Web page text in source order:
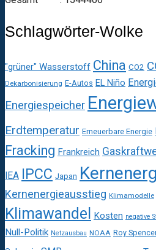
Schlagwörter-Wolke
"grüner" Wasserstoff China CO2
Dekarbonisierung E-Autos EL Niño
Energiespeicher
Erdtemperatur Erneuerbare Energie
Fracking Frankreich
IEA IPCC Japan
Kernenergieausstieg Klimamodelle
Klimawandel Kosten negative
Null-Politik Netzausbau NOAA Roy